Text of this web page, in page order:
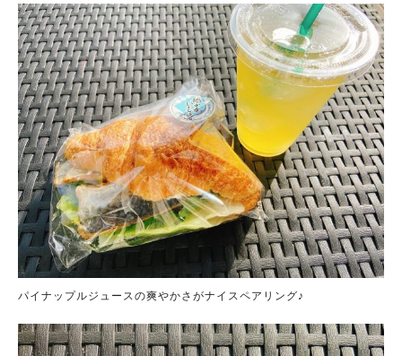
パイナップルジュースの爽やかさがナイスペアリング♪